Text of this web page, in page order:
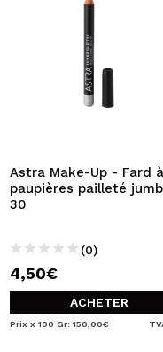
Astra Make-Up - Fard à
paupières pailleté
30
(0)
4,50€
ACHETER
Prix x 100 Gr: 150,00€